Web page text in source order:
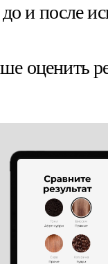
и после
оценить